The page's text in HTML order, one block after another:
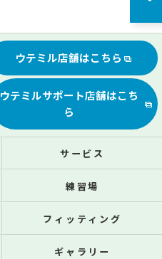
ウテミル店舗はこちら
ウテミルサポート店舗はこち
ら
サービス
練習場
フィッティング
ギャラリー